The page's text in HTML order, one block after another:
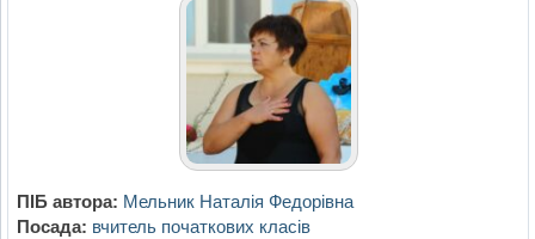
ПІБ автора: Мельник Наталія Федорівна
Посада: вчитель початкових класів